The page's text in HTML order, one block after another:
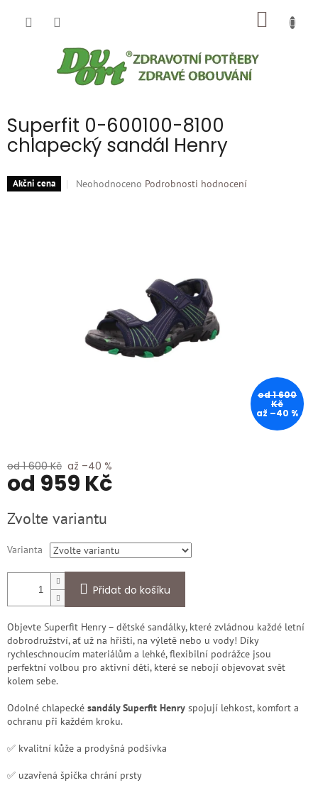
Superfit 0-600100-8100
chlapecký sandál Henry
Akčni cena
Průměrné
Neohodnoceno Podrobnosti hodnocení
od 1 600
Kč
až –40 %
od 1 600 Kč až –40 %
od 959 Kč
cena:
Zvolte variantu
Varianta
Přidat do košíku
Objevte Superfit Henry – dětské sandálky, které zvládnou každé letní
dobrodružství, ať už na hřišti, na výletě nebo u vody! Díky
rychleschnoucím materiálům a lehké, flexibilní podrážce jsou
perfektní volbou pro aktivní děti, které se nebojí objevovat svět
kolem sebe.
Odolné chlapecké sandály Superfit Henry spojují lehkost, komfort a
ochranu při každém kroku.
✅ kvalitní kůže a prodyšná podšívka
✅ uzavřená špička chrání prsty